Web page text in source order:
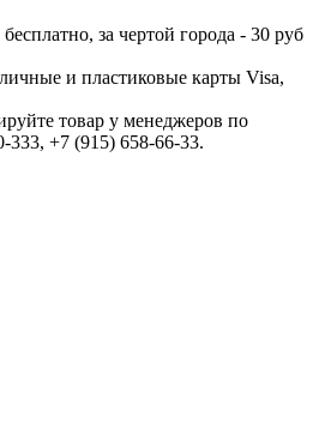
за чертой города - 30 руб
и пластиковые карты Visa,
товар у менеджеров по
333, +7 (915) 658-66-33.